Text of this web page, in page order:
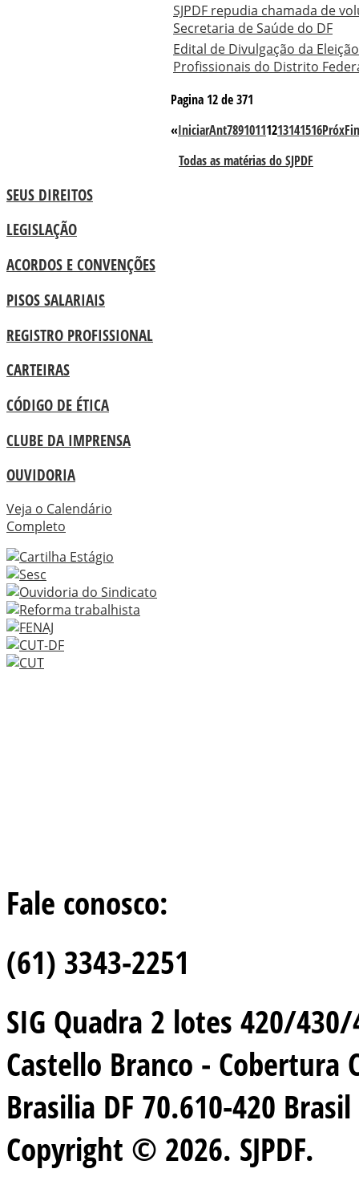
SJPDF repudia chamada de
Secretaria de Saúde do DF
Edital de Divulgação da
Profissionais do Distrito
Pagina 12 de 371
«IniciarAnt78910111213141516Próx
Todas as matérias do SJPDF
SEUS DIREITOS
LEGISLAÇÃO
ACORDOS E CONVENÇÕES
PISOS SALARIAIS
REGISTRO PROFISSIONAL
CARTEIRAS
CÓDIGO DE ÉTICA
CLUBE DA IMPRENSA
OUVIDORIA
Veja o Calendário
Completo
Fale conosco:
(61) 3343-2251
SIG Quadra 2 lotes 420/
Castello Branco - Cobertura
Brasilia DF 70.610-420 Brasil
Copyright © 2026. SJPDF.